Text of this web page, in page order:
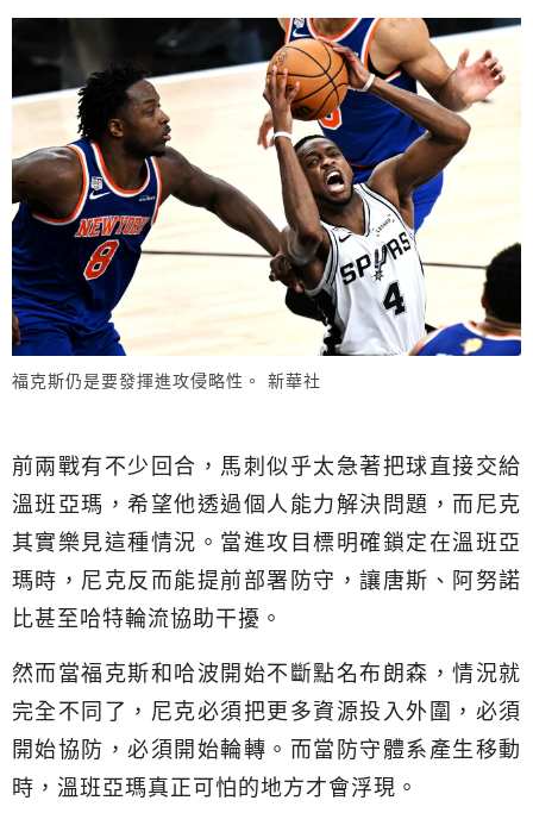
福克斯仍是要發揮進攻侵略性。 新華社
前兩戰有不少回合，馬刺似乎太急著把球直接交給
溫班亞瑪，希望他透過個人能力解決問題，而尼克
其實樂見這種情況。當進攻目標明確鎖定在溫班亞
瑪時，尼克反而能提前部署防守，讓唐斯、阿努諾
比甚至哈特輪流協助干擾。
然而當福克斯和哈波開始不斷點名布朗森，情況就
完全不同了，尼克必須把更多資源投入外圍，必須
開始協防，必須開始輪轉。而當防守體系產生移動
時，溫班亞瑪真正可怕的地方才會浮現。